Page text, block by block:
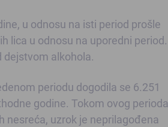
u odnosu na isti period prošle
lica u odnosu na uporedni period.
dejstvom alkohola.
periodu dogodila se 6.251
godine. Tokom ovog perioda
nesreća, uzrok je neprilagođena